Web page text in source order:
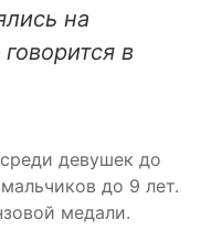
на
в
девушек до
до 9 лет.
медали.